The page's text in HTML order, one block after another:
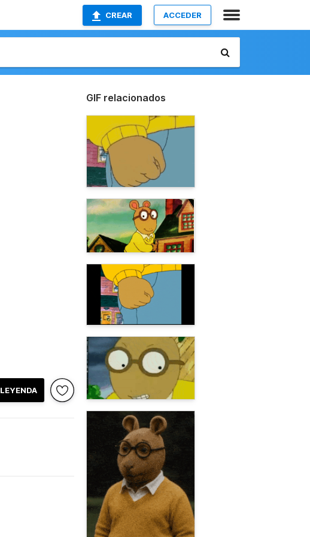
CREAR ACCEDER
LEYENDA
GIF relacionados